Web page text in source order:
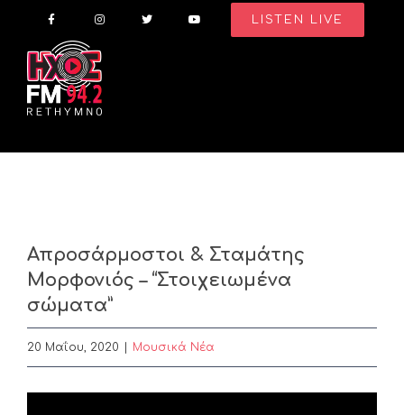
content
LISTEN LIVE
Απροσάρμοστοι & Σταμάτης
Μορφονιός – “Στοιχειωμένα
σώματα”
20 Μαΐου, 2020 | Μουσικά Νέα